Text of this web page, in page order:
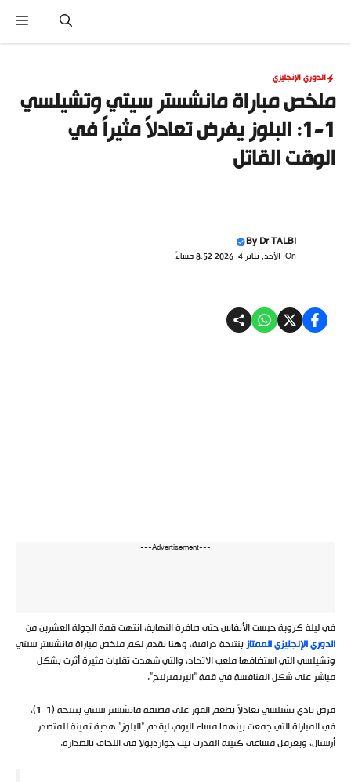
المحتوى
الدوري الإنجليزي
ملخص مباراة مانشستر سيتي وتشيلسي
1-1: البلوز يفرض تعادلاً مثيراً في
الوقت القاتل
ByDr TALBI
On: الأحد, يناير 4, 2026 8:52 مساءً
---Advertisement---
في ليلة كروية حبست الأنفاس حتى صافرة النهاية، انتهت قمة الجولة العشرين من
الدوري الإنجليزي الممتازبنتيجة درامية، وهنا نقدم لكم ملخص مباراة مانشستر سيتي
وتشيلسي التي استضافها ملعب الاتحاد، والتي شهدت تقلبات مثيرة أثرت بشكل
مباشر على شكل المنافسة في قمة “البريميرليج”.
فرض نادي تشيلسي تعادلاً بطعم الفوز على مضيفه مانشستر سيتي بنتيجة (1-1)،
في المباراة التي جمعت بينهما مساء اليوم، ليقدم “البلوز” هدية ثمينة للمتصدر
أرسنال، ويعرقل مساعي كتيبة المدرب بيب جوارديولا في اللحاق بالصدارة.